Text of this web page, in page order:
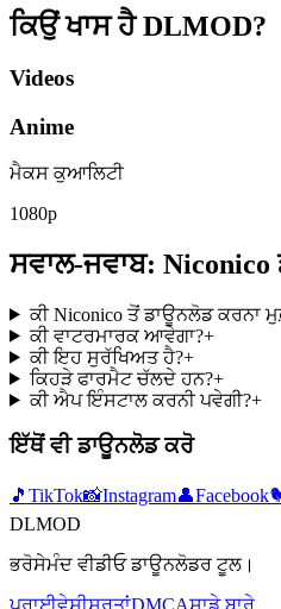
ਕਿਉਂ ਖਾਸ ਹੈ DLMOD?
Videos
Anime
ਮੈਕਸ ਕੁਆਲਿਟੀ
1080p
ਸਵਾਲ-ਜਵਾਬ:
ਕੀ Niconico ਤੋਂ ਡਾਊਨਲੋਡ ਕਰਨਾ
ਕੀ ਵਾਟਰਮਾਰਕ ਆਵੇਗਾ?+
ਕੀ ਇਹ ਸੁਰੱਖਿਅਤ ਹੈ?+
ਕਿਹੜੇ ਫਾਰਮੈਟ ਚੱਲਦੇ ਹਨ?+
ਕੀ ਐਪ ਇੰਸਟਾਲ ਕਰਨੀ ਪਵੇਗੀ?+
ਇੱਥੋਂ ਵੀ ਡਾਊਨਲੋਡ ਕਰੋ
🎵 TikTok📸Instagram👤Facebook
DLMOD
ਭਰੋਸੇਮੰਦ ਵੀਡੀਓ ਡਾਊਨਲੋਡਰ ਟੂਲ।